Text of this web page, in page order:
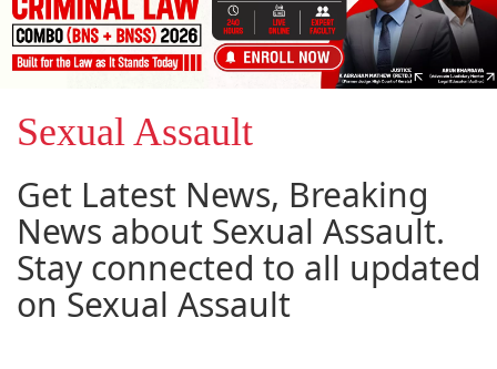
Sexual Assault
Get Latest News, Breaking
News about Sexual Assault.
Stay connected to all updated
on Sexual Assault